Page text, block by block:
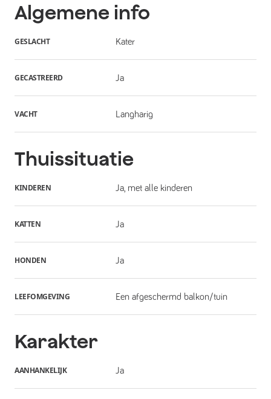
Algemene info
GESLACHT Kater
GECASTREERD Ja
VACHT Langharig
Thuissituatie
KINDEREN Ja, met alle kinderen
KATTEN Ja
HONDEN Ja
LEEFOMGEVING Een afgeschermd balkon/tuin
Karakter
AANHANKELIJK Ja